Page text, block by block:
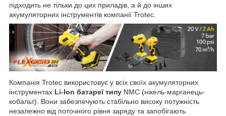
підходить не тільки до цих приладів, а й до інших
акумуляторних інструментів компанії Trotec.
Компанія Trotec використовує у всіх своїх акумуляторних
інструментах Li-Ion батареї типу NMC (нікель-марганець-
кобальт). Вони забезпечують стабільно високу потужність
незалежно від поточного рівня заряду та запобігають